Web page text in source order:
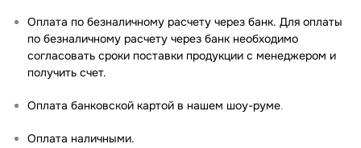
Оплата по безналичному расчету через банк. Для оплаты
по безналичному расчету через банк необходимо
согласовать сроки поставки продукции с менеджером и
получить счет.
Оплата банковской картой в нашем шоу-руме.
Оплата наличными.